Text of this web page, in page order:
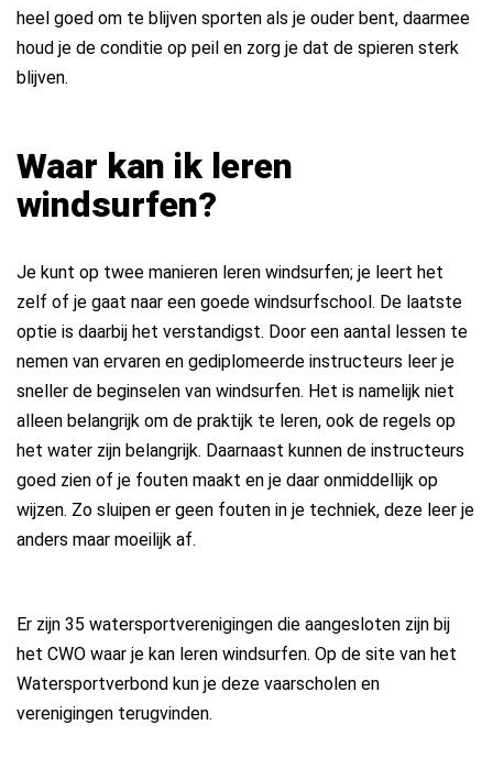
heel goed om te blijven sporten als je ouder bent, daarmee
houd je de conditie op peil en zorg je dat de spieren sterk
blijven.
Waar kan ik leren
windsurfen?
Je kunt op twee manieren leren windsurfen; je leert het
zelf of je gaat naar een goede windsurfschool. De laatste
optie is daarbij het verstandigst. Door een aantal lessen te
nemen van ervaren en gediplomeerde instructeurs leer je
sneller de beginselen van windsurfen. Het is namelijk niet
alleen belangrijk om de praktijk te leren, ook de regels op
het water zijn belangrijk. Daarnaast kunnen de instructeurs
goed zien of je fouten maakt en je daar onmiddellijk op
wijzen. Zo sluipen er geen fouten in je techniek, deze leer je
anders maar moeilijk af.
Er zijn 35 watersportverenigingen die aangesloten zijn bij
het CWO waar je kan leren windsurfen. Op de site van het
Watersportverbond kun je deze vaarscholen en
verenigingen terugvinden.